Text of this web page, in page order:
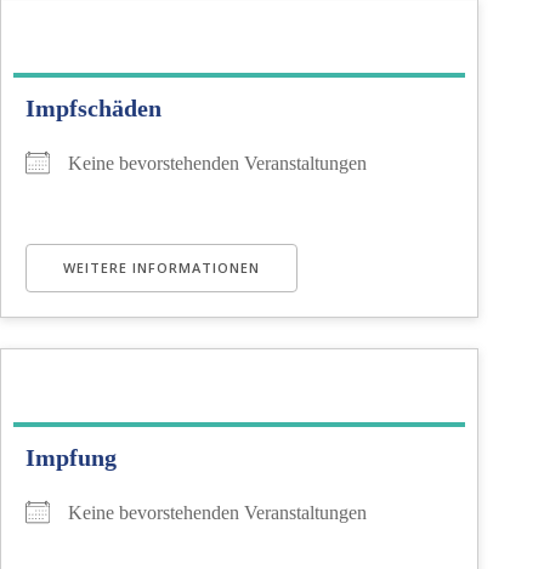
Impfschäden
Keine bevorstehenden Veranstaltungen
WEITERE INFORMATIONEN
Impfung
Keine bevorstehenden Veranstaltungen